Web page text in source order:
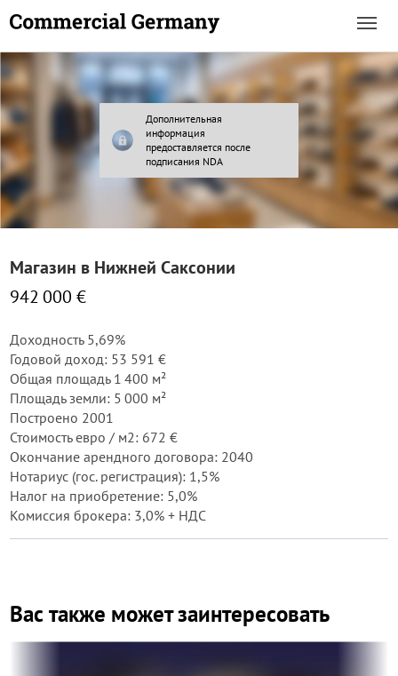
Дополнительная
информация
предоставляется после
подписания NDA
Магазин в Нижней Саксонии
942 000 €
Доходность 5,69%
Годовой доход: 53 591 €
Общая площадь 1 400 м²
Площадь земли: 5 000 м²
Построено 2001
Стоимость евро / м2: 672 €
Окончание арендного договора: 2040
Нотариус (гос. регистрация): 1,5%
Налог на приобретение: 5,0%
Комиссия брокера: 3,0% + НДС
Вас также может заинтересовать